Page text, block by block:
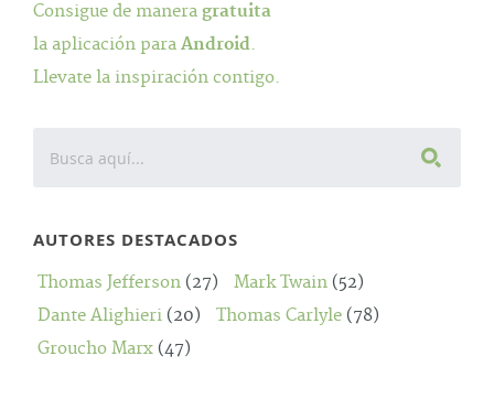
Consigue de manera gratuita
la aplicación para Android.
Llevate la inspiración contigo.
AUTORES DESTACADOS
Thomas Jefferson (27) Mark Twain (52)
Dante Alighieri (20) Thomas Carlyle (78)
Groucho Marx (47)